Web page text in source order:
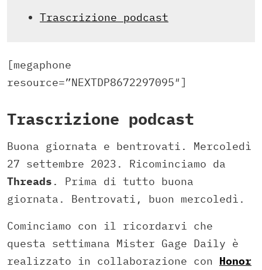
Trascrizione podcast
[megaphone
resource=”NEXTDP8672297095″]
Trascrizione podcast
Buona giornata e bentrovati. Mercoledì
27 settembre 2023. Ricominciamo da
Threads . Prima di tutto buona
giornata. Bentrovati, buon mercoledì.
Cominciamo con il ricordarvi che
questa settimana Mister Gage Daily è
realizzato in collaborazione con Honor